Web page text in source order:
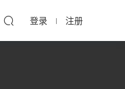
登录 注册